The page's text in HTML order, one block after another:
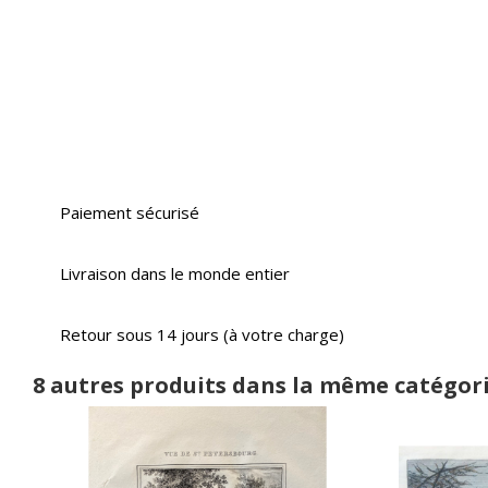
Paiement sécurisé
Livraison dans le monde entier
Retour sous 14 jours (à votre charge)
8 autres produits dans la même